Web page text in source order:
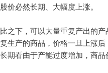
价必然长期、大幅度上涨。
之下，可以大量重复产出的
生产的商品，价格一旦上涨
期看由于产能过度增加，商品